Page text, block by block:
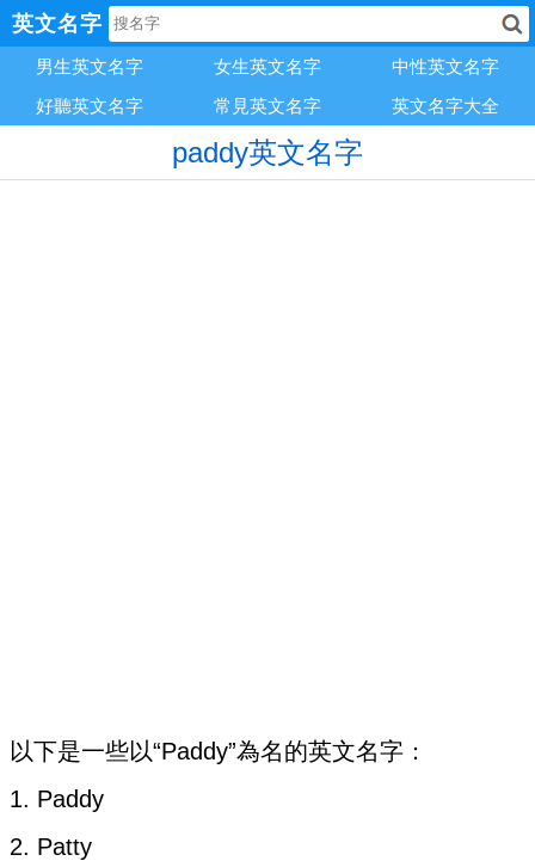
英文名字
男生英文名字 女生英文名字
中性英文名字
好聽英文名字
常見英文名字 英文名字大全
paddy英文名字
以下是一些以“Paddy”為名的英文名字：
1. Paddy
2. Patty